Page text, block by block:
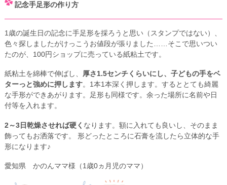
記念手足形の作り方
1歳の誕生日の記念に手足形を採ろうと思い（スタンプではない）、
色々探しましたがけっこうお値段が張りました……そこで思いつい
たのが、100円ショップに売っている紙粘土です。
紙粘土を綿棒で伸ばし、 厚さ1.5センチくらいにし、子どもの手をベ
ターっと強めに押します。1本1本深く押します。するととても綺麗
な手形ができあがります。足形も同様です。余った場所に名前や日
付等を入れます。
2～3日乾燥させれば硬く なります。額に入れても良いし、そのまま
飾ってもお洒落です。 形どったところに石膏を流したら立体的な手
形になります♪
愛知県 かのんママ様（1歳0ヵ月児のママ）